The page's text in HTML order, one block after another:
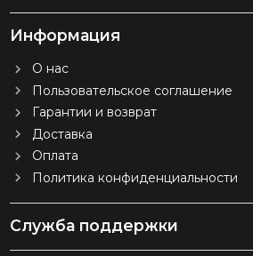
Информация
О нас
Пользовательское соглашение
Гарантии и возврат
Доставка
Оплата
Политика конфиденциальности
Служба поддержки